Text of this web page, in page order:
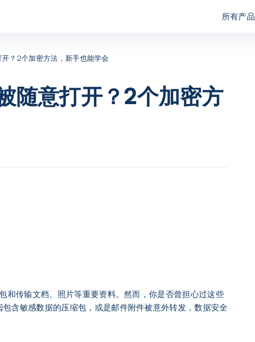
所有产品
PassFab for Excel
PassFab for Word PassFab for PPT
？2个加密方法，新手也能学会
随意打开？2个加密方
和传输文档、照片等重要资料。然而，你是否曾担心过这些
含敏感数据的压缩包，或是邮件附件被意外转发，数据安全